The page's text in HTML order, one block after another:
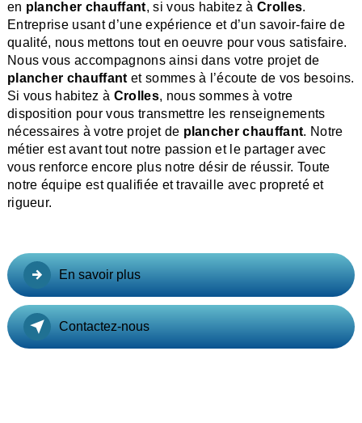
en plancher chauffant, si vous habitez àCrolles.
Entreprise usant d’une expérience et d’un savoir-faire de
qualité, nous mettons tout en oeuvre pour vous satisfaire.
Nous vous accompagnons ainsi dans votre projet de
plancher chauffant et sommes à l’écoute de vos besoins.
Si vous habitez à Crolles, nous sommes à votre
disposition pour vous transmettre les renseignements
nécessaires à votre projet de plancher chauffant. Notre
métier est avant tout notre passion et le partager avec
vous renforce encore plus notre désir de réussir. Toute
notre équipe est qualifiée et travaille avec propreté et
rigueur.
En savoir plus
Contactez-nous